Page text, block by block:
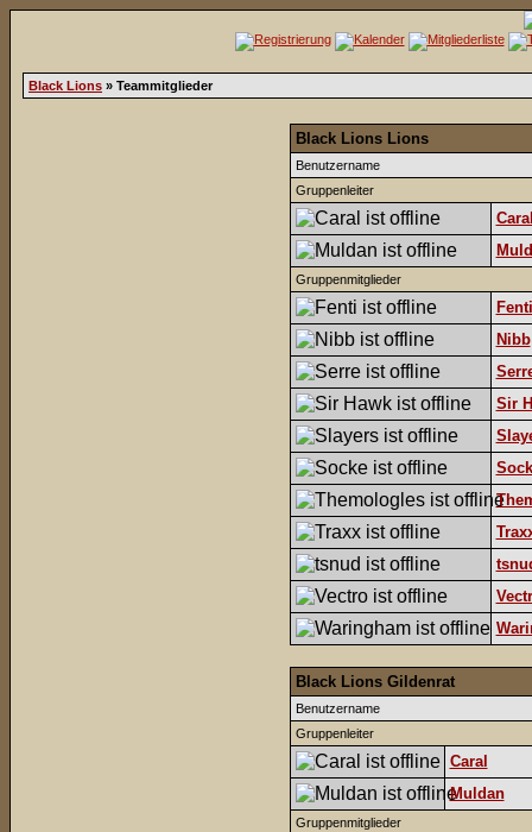
Black Lions » Teammitglieder
Black Lions Lions
Benutzername
Gruppenleiter
Gruppenmitglieder
Fenti
Nibb
Sir
Black Lions Gildenrat
Benutzername
Gruppenleiter
Caral
Muldan
Gruppenmitglieder